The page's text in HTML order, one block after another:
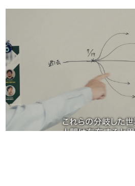
具体的な形から解き明かし
ゲームが変えた日本語
「経験値」「裏技」「ラス
の起源や用法の変遷を、コ
イニーP氏が徹底調査。
特集記事